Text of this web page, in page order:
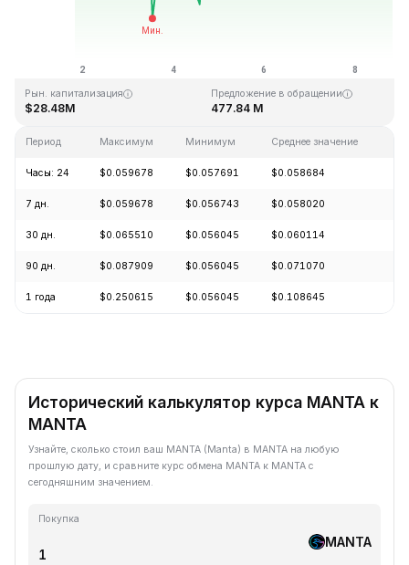
Последнее обновление: 19:34 GMT+0 2026-08-08
$0.054621
Рын. капитализация
$28.48M
Предложение в обращении
477.84 M
Период Максимум Минимум Среднее значение
Часы: 24 $0.059678 $0.057691 $0.058684
7 дн. $0.059678 $0.056743 $0.058020
30 дн. $0.065510 $0.056045 $0.060114
90 дн. $0.087909 $0.056045 $0.071070
1 года $0.250615 $0.056045 $0.108645
Исторический калькулятор курса MANTA к
MANTA
Узнайте, сколько стоил ваш MANTA (Manta) в MANTA на любую
прошлую дату, и сравните курс обмена MANTA к MANTA с
сегодняшним значением.
Покупка
MANTA